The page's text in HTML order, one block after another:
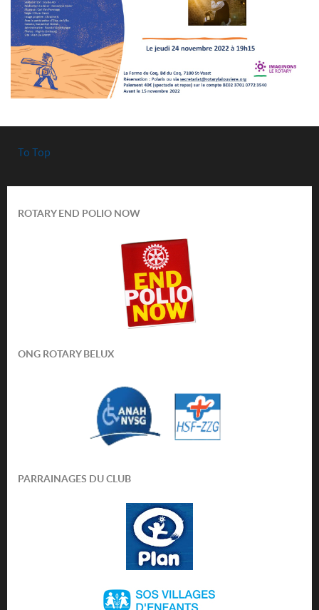
To Top
ROTARY END POLIO NOW
ONG ROTARY BELUX
PARRAINAGES DU CLUB